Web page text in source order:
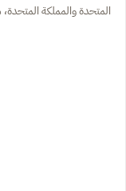
المتحدة والمملكة